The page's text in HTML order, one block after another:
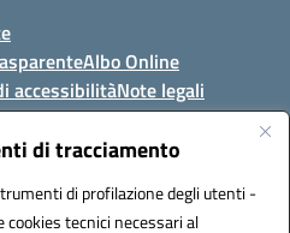
di tracciamento
di profilazione degli utenti -
tecnici necessari al
Albo Online
accessibilitàNote legali